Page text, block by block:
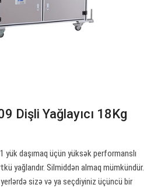
Dişli Yağlayıcı 18Kg
yük daşımaq üçün yüksək performanslı
yağlarıdır. Silmiddən almaq mümkündür.
sizə və ya seçdiyiniz üçüncü bir